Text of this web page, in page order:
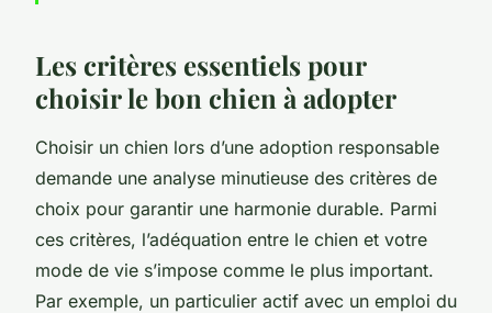
Les critères essentiels pour
choisir le bon chien à adopter
Choisir un chien lors d’une adoption responsable
demande une analyse minutieuse des critères de
choix pour garantir une harmonie durable. Parmi
ces critères, l’adéquation entre le chien et votre
mode de vie s’impose comme le plus important.
Par exemple, un particulier actif avec un emploi du